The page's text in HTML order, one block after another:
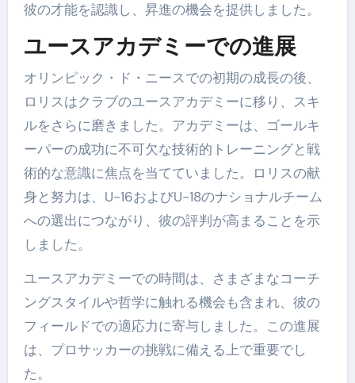
彼の才能を認識し、昇進の機会を提供しました。
ユースアカデミーでの進展
オリンピック・ド・ニースでの初期の成長の後、
ロリスはクラブのユースアカデミーに移り、スキ
ルをさらに磨きました。アカデミーは、ゴールキ
ーパーの成功に不可欠な技術的トレーニングと戦
術的な意識に焦点を当てていました。ロリスの献
身と努力は、U-16およびU-18のナショナルチーム
への選出につながり、彼の評判が高まることを示
しました。
ユースアカデミーでの時間は、さまざまなコーチ
ングスタイルや哲学に触れる機会も含まれ、彼の
フィールドでの適応力に寄与しました。この進展
は、プロサッカーの挑戦に備える上で重要でし
た。